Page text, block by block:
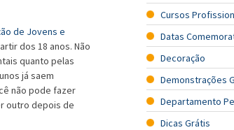
de Jovens e
dos 18 anos. Não
quanto pelas
já saem
não pode fazer
outro depois de
Cursos
Datas
Decoração
Demonstrações
Departamento
Dicas Grátis